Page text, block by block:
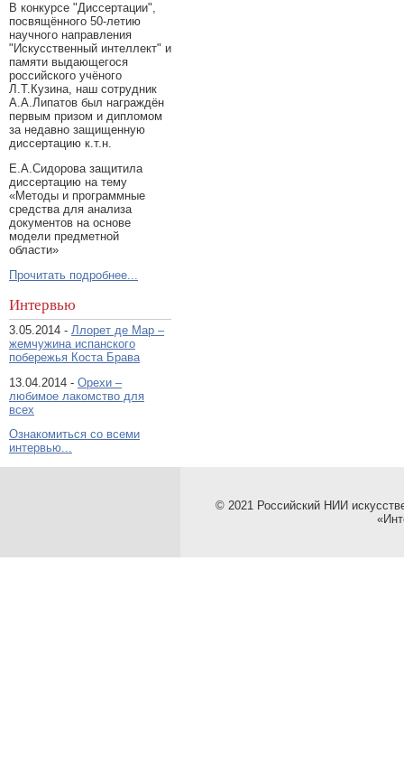
В конкурсе "Диссертации",
посвящённого 50-летию
научного направления
"Искусственный интеллект" и
памяти выдающегося
российского учёного
Л.Т.Кузина, наш сотрудник
А.А.Липатов был награждён
первым призом и дипломом
за недавно защищенную
диссертацию к.т.н.
Е.А.Сидорова защитила
диссертацию на тему
«Методы и программные
средства для анализа
документов на основе
модели предметной
области»
Прочитать подробнее...
Интервью
3.05.2014 - Ллорет де Мар –
жемчужина испанского
побережья Коста Брава
13.04.2014 - Орехи –
любимое лакомство для
всех
Ознакомиться со всеми
интервью...
© 2021 Российский НИИ